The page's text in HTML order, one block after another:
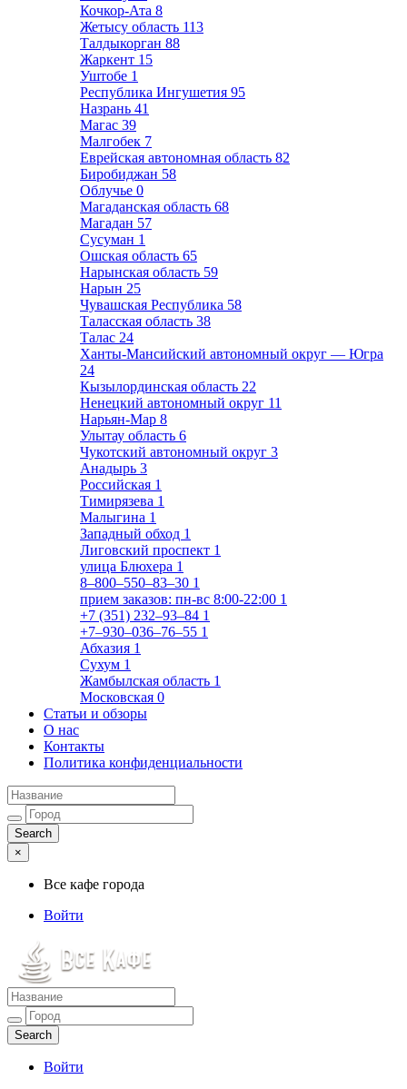
Кочкор-Ата 8
Жетысу область 113
Талдыкорган 88
Жаркент 15
Уштобе 1
Республика Ингушетия 95
Назрань 41
Магас 39
Малгобек 7
Еврейская автономная область 82
Биробиджан 58
Облучье 0
Магаданская область 68
Магадан 57
Сусуман 1
Ошская область 65
Нарынская область 59
Нарын 25
Чувашская Республика 58
Таласская область 38
Талас 24
Ханты-Мансийский автономный округ — Югра
24
Кызылординская область 22
Ненецкий автономный округ 11
Нарьян-Мар 8
Улытау область 6
Чукотский автономный округ 3
Анадырь 3
Российская 1
Тимирязева 1
Малыгина 1
Западный обход 1
Лиговский проспект 1
улица Блюхера 1
8‒800‒550‒83‒30 1
прием заказов: пн-вс 8:00-22:00 1
+7 (351) 232‒93‒84 1
+7‒930‒036‒76‒55 1
Абхазия 1
Сухум 1
Жамбылская область 1
Московская 0
Статьи и обзоры
О нас
Контакты
Политика конфиденциальности
×
Все кафе города
Войти
Все кафе города
Каталог хороших кафе
Войти